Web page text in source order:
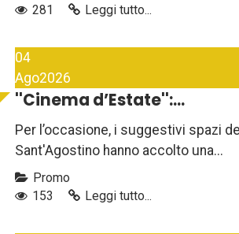
281
Leggi tutto...
04
Ago2026
''Cinema d’Estate'':...
Per l’occasione, i suggestivi spazi
Sant'Agostino hanno accolto una...
Promo
153
Leggi tutto...